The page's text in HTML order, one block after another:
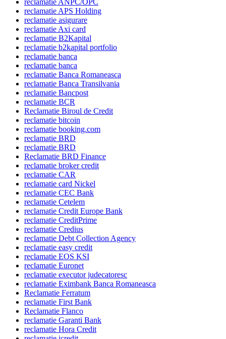
reclamatie ANPC/OPC
reclamatie APS Holding
reclamatie asigurare
reclamatie Axi card
reclamatie B2Kapital
reclamatie b2kapital portfolio
reclamatie banca
reclamatie banca
reclamatie Banca Romaneasca
reclamatie Banca Transilvania
reclamatie Bancpost
reclamatie BCR
Reclamatie Biroul de Credit
reclamatie bitcoin
reclamatie booking.com
reclamatie BRD
reclamatie BRD
Reclamatie BRD Finance
reclamatie broker credit
reclamatie CAR
reclamatie card Nickel
reclamatie CEC Bank
reclamatie Cetelem
reclamatie Credit Europe Bank
reclamatie CreditPrime
reclamatie Credius
reclamatie Debt Collection Agency
reclamatie easy credit
reclamatie EOS KSI
reclamatie Euronet
reclamatie executor judecatoresc
reclamatie Eximbank Banca Romaneasca
Reclamatie Ferratum
reclamatie First Bank
Reclamatie Flanco
reclamatie Garanti Bank
reclamatie Hora Credit